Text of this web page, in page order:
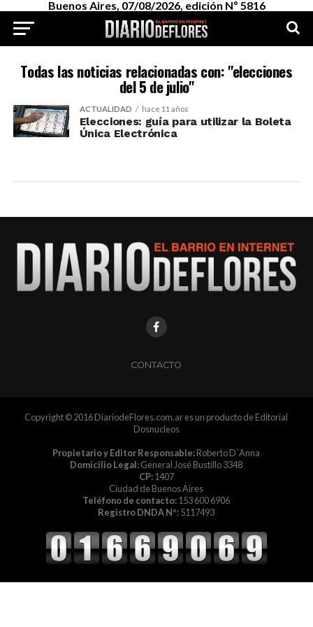
Buenos Aires, 07/08/2026, edición Nº 5816
Todas las noticias relacionadas con: "elecciones
del 5 de julio"
ACTUALIDAD hace 11 años
Elecciones: guía para utilizar la Boleta
Única Electrónica
CONTACTO
Copyright © 2016 DiariodeFlores.com.ar es un producto de Editorial
Dosnucleos
Propietario y Editor Responsable:Roberto D´Anna
Domicilio Legal:General José Bustillo 3348
CP:1407
Ciudad de Buenos Aires
Teléfono de contacto:153 600 6906
Registro DNDA Nº:5117493